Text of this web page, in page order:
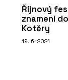
Říjnový
znamení
Kotěry
19. 6. 2021